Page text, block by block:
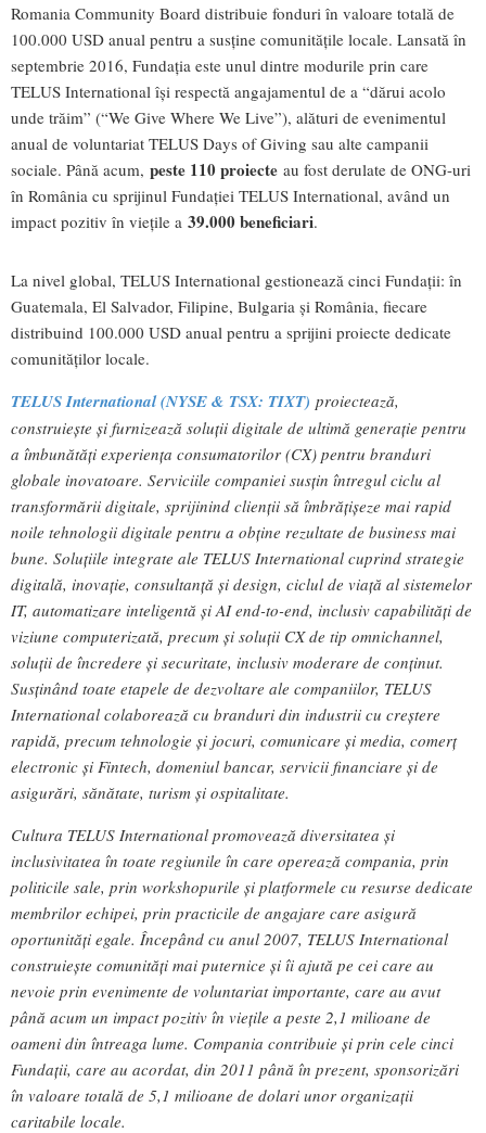
Romania Community Board distribuie fonduri în valoare totală de
100.000 USD anual pentru a susține comunitățile locale. Lansată în
septembrie 2016, Fundația este unul dintre modurile prin care
TELUS International își respectă angajamentul de a “dărui acolo
unde trăim” (“We Give Where We Live”), alături de evenimentul
anual de voluntariat TELUS Days of Giving sau alte campanii
sociale. Până acum, peste 110 proiecte au fost derulate de ONG-uri
în România cu sprijinul Fundației TELUS International, având un
impact pozitiv în viețile a 39.000 beneficiari.
La nivel global, TELUS International gestionează cinci Fundații: în
Guatemala, El Salvador, Filipine, Bulgaria și România, fiecare
distribuind 100.000 USD anual pentru a sprijini proiecte dedicate
comunităților locale.
TELUS International (NYSE & TSX: TIXT) proiectează,
construiește și furnizează soluții digitale de ultimă generaţie pentru
a îmbunătăţi experienţa consumatorilor (CX) pentru branduri
globale inovatoare. Serviciile companiei susțin întregul ciclu al
transformării digitale, sprijinind clienții să îmbrățișeze mai rapid
noile tehnologii digitale pentru a obține rezultate de business mai
bune. Soluțiile integrate ale TELUS International cuprind strategie
digitală, inovație, consultanță și design, ciclul de viață al sistemelor
IT, automatizare inteligentă și AI end-to-end, inclusiv capabilități de
viziune computerizată, precum și soluții CX de tip omnichannel,
soluții de încredere și securitate, inclusiv moderare de conținut.
Susținând toate etapele de dezvoltare ale companiilor, TELUS
International colaborează cu branduri din industrii cu creștere
rapidă, precum tehnologie și jocuri, comunicare și media, comerț
electronic și Fintech, domeniul bancar, servicii financiare și de
asigurări, sănătate, turism și ospitalitate.
Cultura TELUS International promovează diversitatea și
inclusivitatea în toate regiunile în care operează compania, prin
politicile sale, prin workshopurile și platformele cu resurse dedicate
membrilor echipei, prin practicile de angajare care asigură
oportunități egale. Începând cu anul 2007, TELUS International
construiește comunități mai puternice și îi ajută pe cei care au
nevoie prin evenimente de voluntariat importante, care au avut
până acum un impact pozitiv în viețile a peste 2,1 milioane de
oameni din întreaga lume. Compania contribuie și prin cele cinci
Fundații, care au acordat, din 2011 până în prezent, sponsorizări
în valoare totală de 5,1 milioane de dolari unor organizații
caritabile locale.